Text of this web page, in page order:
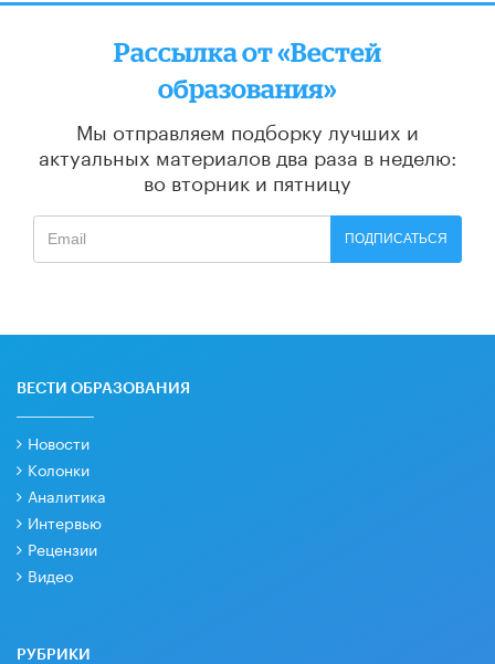
Рассылка от «Вестей
образования»
Мы отправляем подборку лучших и
актуальных материалов два раза в неделю:
во вторник и пятницу
ПОДПИСАТЬСЯ
ВЕСТИ ОБРАЗОВАНИЯ
Новости
Колонки
Аналитика
Интервью
Рецензии
Видео
РУБРИКИ